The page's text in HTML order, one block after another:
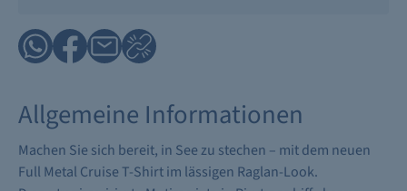
Allgemeine Informationen
Machen Sie sich bereit, in See zu stechen – mit dem neuen
Full Metal Cruise T-Shirt im lässigen Raglan-Look.